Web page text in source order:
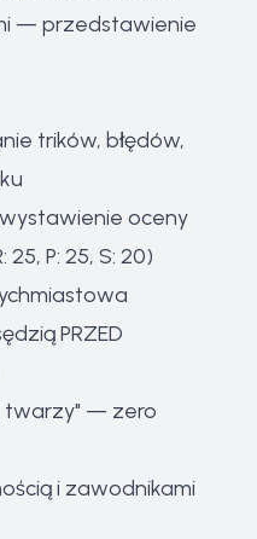
— przedstawienie
trików, błędów,
oceny
P: 25, S: 20)
PRZED
twarzy" — zero
i zawodnikami